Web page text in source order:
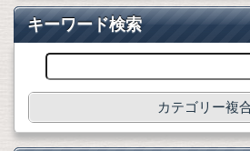
キーワード検索
カテゴリー複